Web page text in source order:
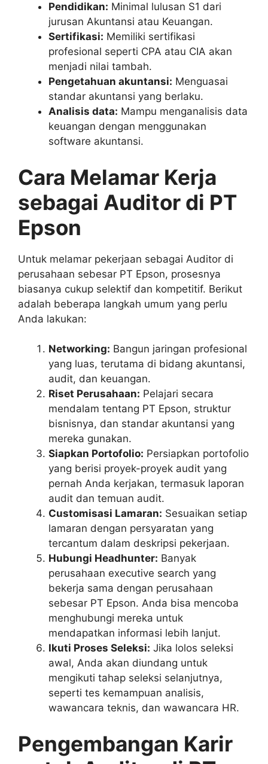
Pendidikan: Minimal lulusan S1 dari
jurusan Akuntansi atau Keuangan.
Sertifikasi: Memiliki sertifikasi
profesional seperti CPA atau CIA akan
menjadi nilai tambah.
Pengetahuan akuntansi: Menguasai
standar akuntansi yang berlaku.
Analisis data: Mampu menganalisis data
keuangan dengan menggunakan
software akuntansi.
Cara Melamar Kerja
sebagai Auditor di PT
Epson
Untuk melamar pekerjaan sebagai Auditor di
perusahaan sebesar PT Epson, prosesnya
biasanya cukup selektif dan kompetitif. Berikut
adalah beberapa langkah umum yang perlu
Anda lakukan:
Networking: Bangun jaringan profesional
yang luas, terutama di bidang akuntansi,
audit, dan keuangan.
Riset Perusahaan: Pelajari secara
mendalam tentang PT Epson, struktur
bisnisnya, dan standar akuntansi yang
mereka gunakan.
Siapkan Portofolio: Persiapkan portofolio
yang berisi proyek-proyek audit yang
pernah Anda kerjakan, termasuk laporan
audit dan temuan audit.
Customisasi Lamaran: Sesuaikan setiap
lamaran dengan persyaratan yang
tercantum dalam deskripsi pekerjaan.
Hubungi Headhunter: Banyak
perusahaan executive search yang
bekerja sama dengan perusahaan
sebesar PT Epson. Anda bisa mencoba
menghubungi mereka untuk
mendapatkan informasi lebih lanjut.
Ikuti Proses Seleksi: Jika lolos seleksi
awal, Anda akan diundang untuk
mengikuti tahap seleksi selanjutnya,
seperti tes kemampuan analisis,
wawancara teknis, dan wawancara HR.
Pengembangan Karir